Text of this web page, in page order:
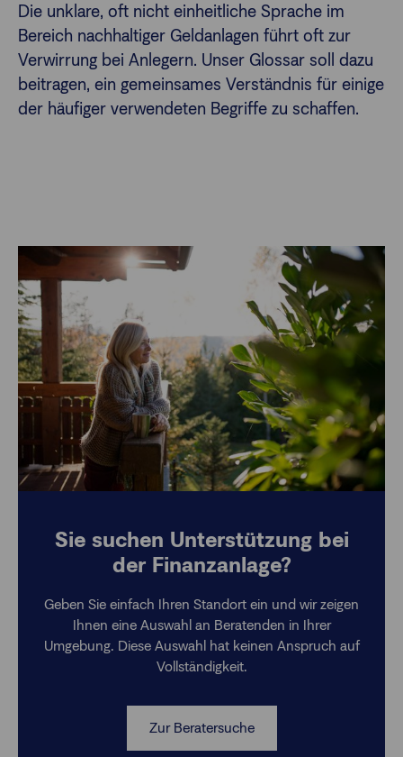
Die unklare, oft nicht einheitliche Sprache im
Bereich nachhaltiger Geldanlagen führt oft zur
Verwirrung bei Anlegern. Unser Glossar soll dazu
beitragen, ein gemeinsames Verständnis für einige
der häufiger verwendeten Begriffe zu schaffen.
Sie suchen Unterstützung bei
der Finanzanlage?
Geben Sie einfach Ihren Standort ein und wir zeigen
Ihnen eine Auswahl an Beratenden in Ihrer
Umgebung. Diese Auswahl hat keinen Anspruch auf
Vollständigkeit.
Zur Beratersuche